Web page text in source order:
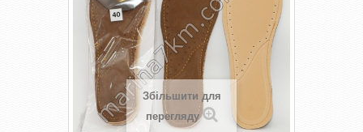
Збільшити для
перегляду